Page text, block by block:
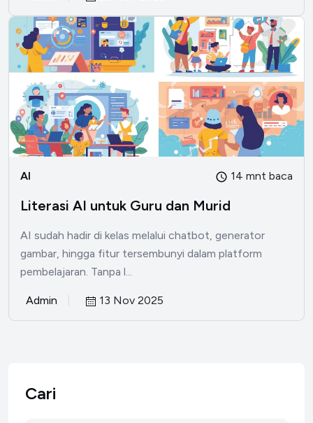
AI 14 mnt baca
Literasi AI untuk Guru dan Murid
AI sudah hadir di kelas melalui chatbot, generator
gambar, hingga fitur tersembunyi dalam platform
pembelajaran. Tanpa l...
Admin 13 Nov 2025
Cari